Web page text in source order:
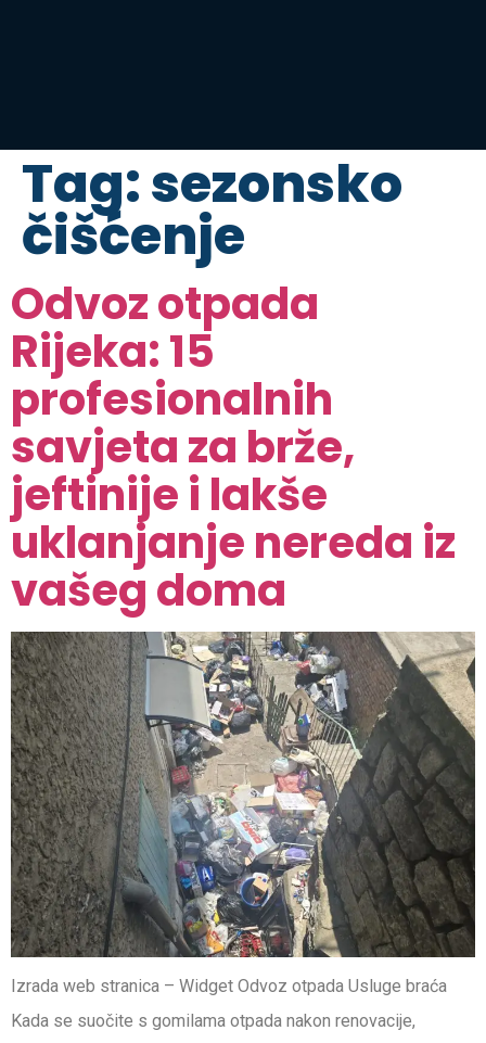
Tag:sezonsko
čišćenje
Odvoz otpada
Rijeka: 15
profesionalnih
savjeta za brže,
jeftinije i lakše
uklanjanje nereda iz
vašeg doma
Izrada web stranica – Widget Odvoz otpada Usluge braća
Kada se suočite s gomilama otpada nakon renovacije,